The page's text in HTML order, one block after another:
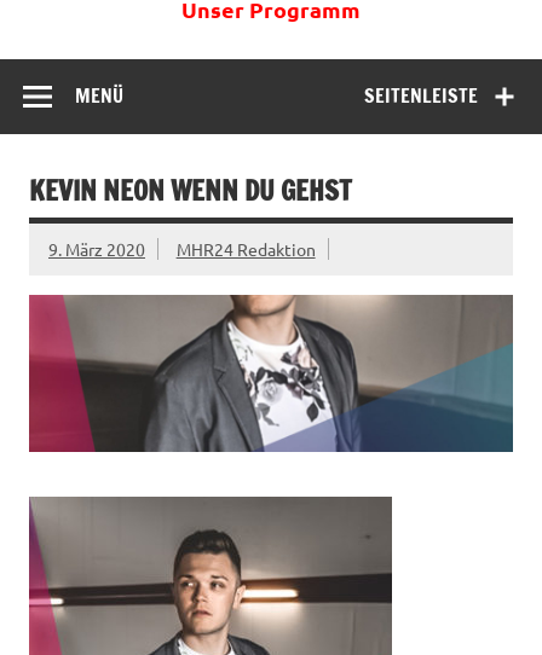
Unser Programm
SEITENLEISTE
MENÜ
KEVIN NEON WENN DU GEHST
9. März 2020 MHR24 Redaktion